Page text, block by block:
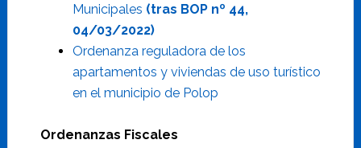
Municipales (tras BOP nº 44,
04/03/2022)
Ordenanza reguladora de los
apartamentos y viviendas de uso turístico
en el municipio de Polop
Ordenanzas Fiscales